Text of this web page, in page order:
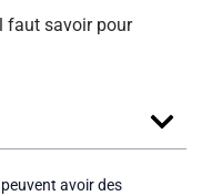
faut savoir pour
avoir des